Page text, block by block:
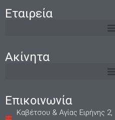
Εταιρεία
Ακίνητα
Επικοινωνία
Καβέτσου & Αγίας Ειρήνης 2,